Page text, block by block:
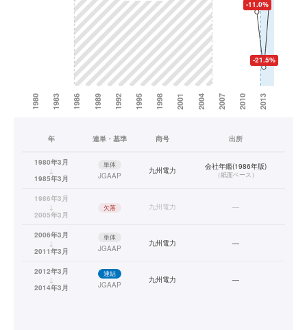
年 連単・基準 商号 出所
1980年3月
↓
1985年3月
単体
JGAAP
九州電力 会社年鑑(1986年版)
（紙面ベース）
1986年3月
↓
2005年3月
欠落 九州電力 —
2006年3月
↓
2011年3月
単体
JGAAP
九州電力 —
2012年3月
↓
2014年3月
連結
JGAAP
九州電力 —